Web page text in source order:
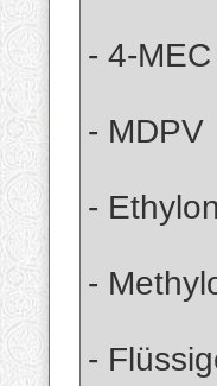
- 4-MEC
- MDPV
- Ethylon
-
-